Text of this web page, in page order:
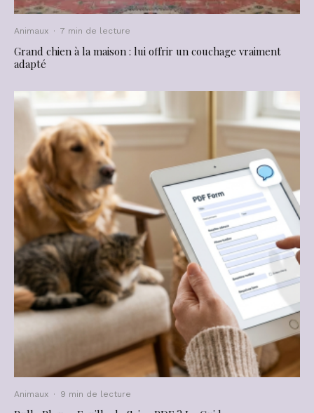
Animaux · 7 min de lecture
Grand chien à la maison : lui offrir un couchage vraiment
adapté
Animaux · 9 min de lecture